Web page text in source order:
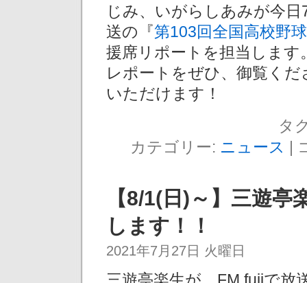
じみ、いがらしあみが今
送の『第103回全国高校野
援席リポートを担当しま
レポートをぜひ、御覧く
いただけます！
タ
カテゴリー: ニュース |
【8/1(日)～】三遊
します！！
2021年7月27日 火曜日